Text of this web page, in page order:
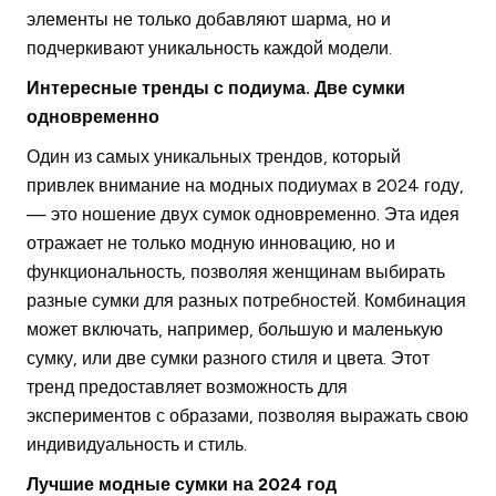
элементы не только добавляют шарма, но и
подчеркивают уникальность каждой модели.
Интересные тренды с подиума. Две сумки
одновременно
Один из самых уникальных трендов, который
привлек внимание на модных подиумах в 2024 году,
— это ношение двух сумок одновременно. Эта идея
отражает не только модную инновацию, но и
функциональность, позволяя женщинам выбирать
разные сумки для разных потребностей. Комбинация
может включать, например, большую и маленькую
сумку, или две сумки разного стиля и цвета. Этот
тренд предоставляет возможность для
экспериментов с образами, позволяя выражать свою
индивидуальность и стиль.
Лучшие модные сумки на 2024 год